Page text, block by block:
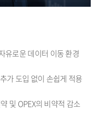
유로운 데이터 이동 환경
가 도입 없이 손쉽게 적용
및 OPEX의 비약적 감소